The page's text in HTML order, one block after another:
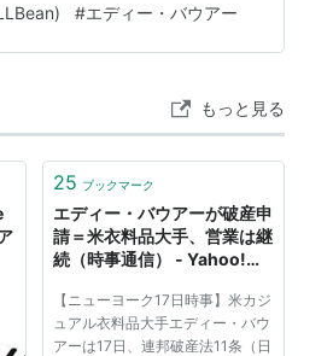
これいろんなメーカーを試そう
#エディー・バウアー
もっと見る
25 ブックマーク
エディー・バウアーが破産申
請＝米衣料品大手、営業は継
続（時事通信） - Yahoo!ニ
【ニューヨーク17日時事】米カジ
ュアル衣料品大手エディー・バウ
アーは17日、連邦破産法11条（日